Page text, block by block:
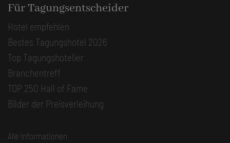
Für Tagungsentscheider
Hotel empfehlen
Bestes Tagungshotel 2026
Top Tagungshotelier
Branchentreff
TOP 250 Hall of Fame
Bilder der Preisverleihung
Alle Informationen